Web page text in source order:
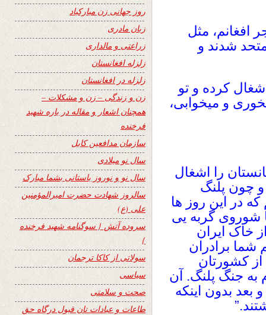
افغانم، مثل
متحد شدند و
کرده و تو
و میخوابی،
را اشغال
چون پلنگ
که در این روز ها
شوروی گربه یی
خاک ایران
شما برادران
از کشورتان
به جنگ پلنگ. آن
بعد بدون اینکه
روز جهانی زن مبارکباد
زبان مادری
زراعتی و مالداری
زلزله افغانستان
زلزله در افغانستان
زن و زندگی – زن و مشکلات –
همچنان اشعار و مقاله در باره شهید
فرخنده
سازمان مدافعین کابل
سال نو میلادی
سال نو و نوروز باستانی بشما مبارک
سالروز شهادت حضرت امیرالمؤمنین
علی (ع)
سروده آتش { سوگنامه شهید فرخنده
}
سولاتی از کاکا ترجمان
سیاسی
صحت و سلامتی
طاعات و عبادات تان قبول درگاه حق